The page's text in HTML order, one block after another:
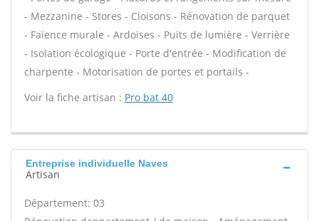
- Mezzanine - Stores - Cloisons - Rénovation de parquet
- Faïence murale - Ardoises - Puits de lumière - Verrière
- Isolation écologique - Porte d'entrée - Modification de
charpente - Motorisation de portes et portails -
Voir la fiche artisan : Pro bat 40
Entreprise individuelle Naves
Artisan
Département: 03